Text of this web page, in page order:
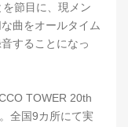
節目に、現メン
曲をオールタイム
することになっ
TOWER 20th
全国9カ所にて実